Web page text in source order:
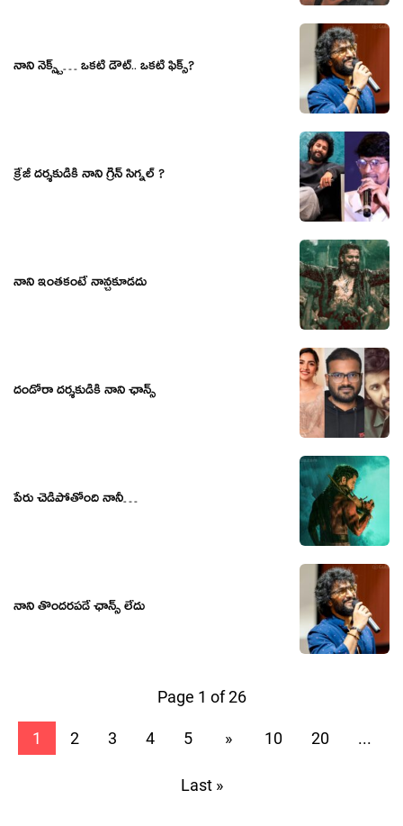
నాని నెక్స్ట్… ఒకటి డౌట్.. ఒకటి ఫిక్స్?
క్రేజీ దర్శకుడికి నాని గ్రీన్ సిగ్నల్ ?
నాని ఇంతకంటే నాన్చకూడదు
దండోరా దర్శకుడికి నాని ఛాన్స్
పేరు చెడిపోతోంది నానీ…
నాని తొందరపడే ఛాన్స్ లేదు
Page 1 of 26
1 2 3 4 5 » 10 20 ...
Last »